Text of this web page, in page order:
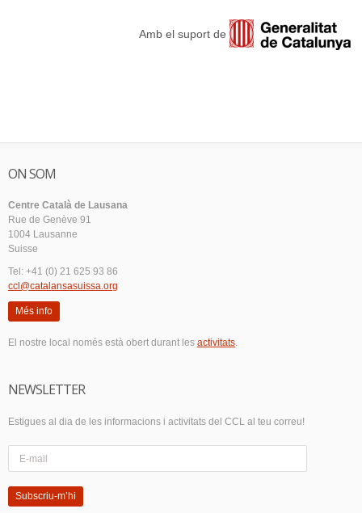
Amb el suport de
ON SOM
Centre Català de Lausana
Rue de Genève 91
1004 Lausanne
Suisse
Tel: +41 (0) 21 625 93 86
ccl@catalansasuissa.org
Més info
El nostre local només està obert durant les activitats.
NEWSLETTER
Estigues al dia de les informacions i activitats del CCL al teu correu!
Subscriu-m’hi